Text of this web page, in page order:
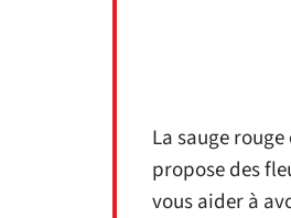
La sauge
propose des
vous aider à